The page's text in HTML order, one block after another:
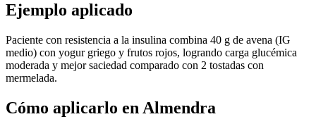
Ejemplo aplicado
Paciente con resistencia a la insulina combina 40 g de avena (IG
medio) con yogur griego y frutos rojos, logrando carga glucémica
moderada y mejor saciedad comparado con 2 tostadas con
mermelada.
Cómo aplicarlo en Almendra